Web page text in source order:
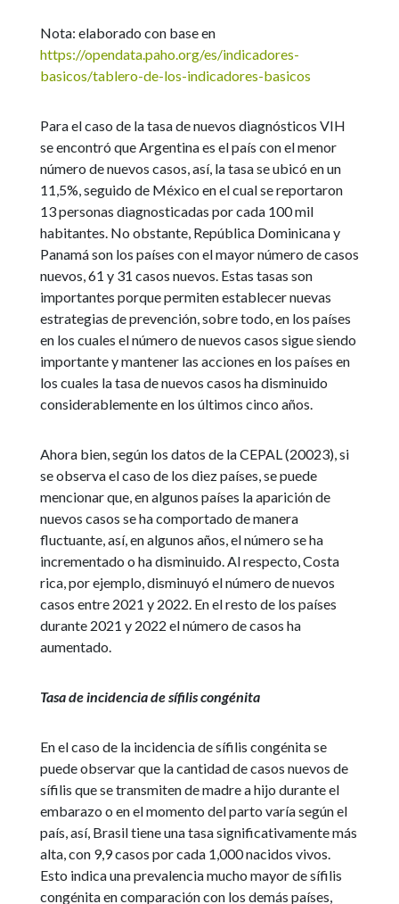
Nota: elaborado con base en
https://opendata.paho.org/es/indicadores-
basicos/tablero-de-los-indicadores-basicos
Para el caso de la tasa de nuevos diagnósticos VIH
se encontró que Argentina es el país con el menor
número de nuevos casos, así, la tasa se ubicó en un
11,5%, seguido de México en el cual se reportaron
13 personas diagnosticadas por cada 100 mil
habitantes. No obstante, República Dominicana y
Panamá son los países con el mayor número de casos
nuevos, 61 y 31 casos nuevos. Estas tasas son
importantes porque permiten establecer nuevas
estrategias de prevención, sobre todo, en los países
en los cuales el número de nuevos casos sigue siendo
importante y mantener las acciones en los países en
los cuales la tasa de nuevos casos ha disminuido
considerablemente en los últimos cinco años.
Ahora bien, según los datos de la CEPAL (20023), si
se observa el caso de los diez países, se puede
mencionar que, en algunos países la aparición de
nuevos casos se ha comportado de manera
fluctuante, así, en algunos años, el número se ha
incrementado o ha disminuido. Al respecto, Costa
rica, por ejemplo, disminuyó el número de nuevos
casos entre 2021 y 2022. En el resto de los países
durante 2021 y 2022 el número de casos ha
aumentado.
Tasa de incidencia de sífilis congénita
En el caso de la incidencia de sífilis congénita se
puede observar que la cantidad de casos nuevos de
sífilis que se transmiten de madre a hijo durante el
embarazo o en el momento del parto varía según el
país, así, Brasil tiene una tasa significativamente más
alta, con 9,9 casos por cada 1,000 nacidos vivos.
Esto indica una prevalencia mucho mayor de sífilis
congénita en comparación con los demás países,